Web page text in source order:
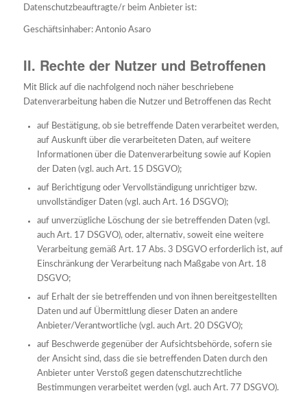
Datenschutzbeauftragte/r beim Anbieter ist:
Geschäftsinhaber: Antonio Asaro
II. Rechte der Nutzer und Betroffenen
Mit Blick auf die nachfolgend noch näher beschriebene
Datenverarbeitung haben die Nutzer und Betroffenen das Recht
auf Bestätigung, ob sie betreffende Daten verarbeitet werden,
auf Auskunft über die verarbeiteten Daten, auf weitere
Informationen über die Datenverarbeitung sowie auf Kopien
der Daten (vgl. auch Art. 15 DSGVO);
auf Berichtigung oder Vervollständigung unrichtiger bzw.
unvollständiger Daten (vgl. auch Art. 16 DSGVO);
auf unverzügliche Löschung der sie betreffenden Daten (vgl.
auch Art. 17 DSGVO), oder, alternativ, soweit eine weitere
Verarbeitung gemäß Art. 17 Abs. 3 DSGVO erforderlich ist, auf
Einschränkung der Verarbeitung nach Maßgabe von Art. 18
DSGVO;
auf Erhalt der sie betreffenden und von ihnen bereitgestellten
Daten und auf Übermittlung dieser Daten an andere
Anbieter/Verantwortliche (vgl. auch Art. 20 DSGVO);
auf Beschwerde gegenüber der Aufsichtsbehörde, sofern sie
der Ansicht sind, dass die sie betreffenden Daten durch den
Anbieter unter Verstoß gegen datenschutzrechtliche
Bestimmungen verarbeitet werden (vgl. auch Art. 77 DSGVO).